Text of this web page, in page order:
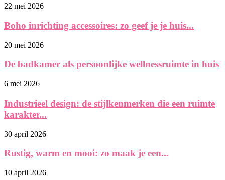
22 mei 2026
Boho inrichting accessoires: zo geef je je huis...
20 mei 2026
De badkamer als persoonlijke wellnessruimte in huis
6 mei 2026
Industrieel design: de stijlkenmerken die een ruimte
karakter...
30 april 2026
Rustig, warm en mooi: zo maak je een...
10 april 2026